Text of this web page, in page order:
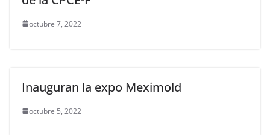
octubre 7, 2022
Inauguran la expo Meximold
octubre 5, 2022